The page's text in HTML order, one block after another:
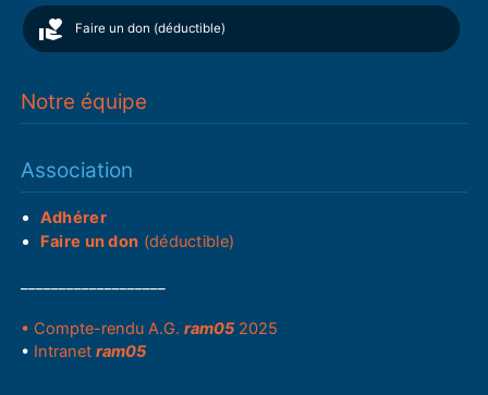
Faire un don (déductible)
Notre équipe
Association
Adhérer
Faire un don (déductible)
• Compte-rendu A.G.ram05 2025
• Intranetram05